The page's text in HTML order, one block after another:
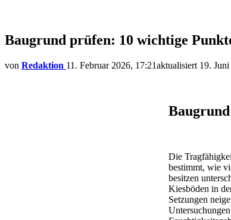
Baugrund prüfen: 10 wichtige
von Redaktion 11. Februar 2026, 17:21aktualisiert 19.
Die
bestimmt, wie
besitzen
Kiesböden in
Setzungen